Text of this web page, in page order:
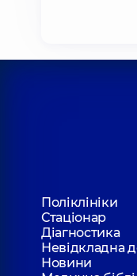
Поліклініки
Стаціонар
Діагностика
Невідкладна
Новини